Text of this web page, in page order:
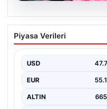
06.08.2026
Dünya Kupası
Inter Miami’nin
karşısında geriye
Piyasa Verileri
USD
EUR
ALTIN